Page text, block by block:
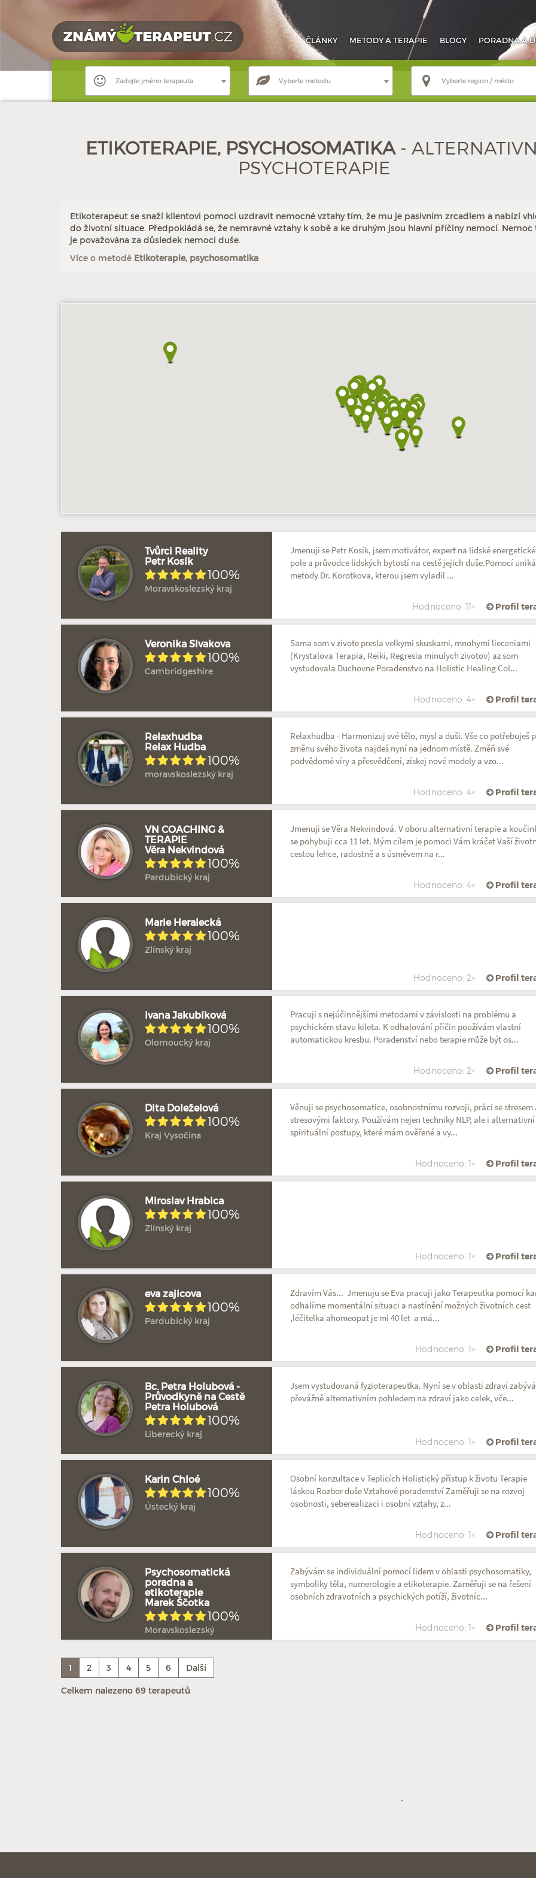
ČLÁNKY METODYA TERAPIE BLOGY PORADNAA
Zadejte jméno terapeuta Vyberte metodu Vyberte region / město
ETIKOTERAPIE, PSYCHOSOMATIKA -
PSYCHOTERAPIE
Etikoterapeut se snaží klientovi pomoci uzdravit nemocné vztahy tím, že mu je pasivním zrcadlem a nabízí
do životní situace. Předpokládá se, že nemravné vztahy k sobě a ke druhým jsou hlavní příčiny nemocí. Nemoc
je považována za důsledek nemoci duše.
Více o metodě Etikoterapie, psychosomatika
Tvůrci Reality
Petr Kosík
100%
Moravskoslezský kraj
Jmenuji se Petr Kosík, jsem motivátor, expert na lidské energetické
pole a průvodce lidských bytostí na cestě jejich duše.Pomocí
metody Dr. Korotkova, kterou jsem vyladil ...
Hodnoceno: 11× Profil
Veronika Sivakova
100%
Cambridgeshire
Sama som v zivote presla velkymi skuskami, mnohymi lieceniami
(Krystalova Terapia, Reiki, Regresia minulych zivotov) az som
vystudovala Duchovne Poradenstvo na Holistic Healing Col...
Hodnoceno: 4× Profil
Relaxhudba
Relax Hudba
100%
moravskoslezský kraj
Relaxhudba - Harmonizuj své tělo, mysl a duši. Vše co potřebuješ
změnu svého života najdeš nyní na jednom místě. Změň své
podvědomé víry a přesvědčení, získej nové modely a vzo...
Hodnoceno: 4× Profil
VN COACHING &
TERAPIE
Věra Nekvindová
100%
Pardubický kraj
Jmenuji se Věra Nekvindová. V oboru alternativní terapie a
se pohybuji cca 11 let. Mým cílem je pomoci Vám kráčet Vaší
cestou lehce, radostně a s úsměvem na r...
Hodnoceno: 4× Profil
Marie Heralecká
100%
Zlínský kraj
Hodnoceno: 2× Profil
Ivana Jakubíková
100%
Olomoucký kraj
Pracuji s nejúčinnějšími metodami v závislosti na problému a
psychickém stavu kileta. K odhalování příčin používám vlastní
automatickou kresbu. Poradenství nebo terapie může být os...
Hodnoceno: 2× Profil
Dita Doleželová
100%
Kraj Vysočina
Věnuji se psychosomatice, osobnostnímu rozvoji, práci se stresem
stresovými faktory. Používám nejen techniky NLP, ale i alternativní
spirituální postupy, které mám ověřené a vy...
Hodnoceno: 1× Profil
Miroslav Hrabica
100%
Zlínský kraj
Hodnoceno: 1× Profil
eva zajicova
100%
Pardubický kraj
Zdravím Vás... Jmenuju se Eva pracuji jako Terapeutka pomocí
odhalíme momentální situaci a nastínění možných životních cest
,léčitelka ahomeopat je mi 40 let a má...
Hodnoceno: 1× Profil
Bc. Petra Holubová -
Průvodkyně na Cestě
Petra Holubová
100%
Liberecký kraj
Jsem vystudovaná fyzioterapeutka. Nyní se v oblasti zdraví
převážně alternativním pohledem na zdraví jako celek, vče...
Hodnoceno: 1× Profil
Karin Chloé
100%
Ústecký kraj
Osobní konzultace v Teplicích Holistický přístup k životu Terapie
láskou Rozbor duše Vztahové poradenství Zaměřuji se na rozvoj
osobnosti, seberealizaci i osobní vztahy, z...
Hodnoceno: 1× Profil
Psychosomatická
poradna a
etikoterapie
Marek Ščotka
100%
Moravskoslezský
Zabývám se individuální pomocí lidem v oblasti psychosomatiky,
symboliky těla, numerologie a etikoterapie. Zaměřuji se na řešení
osobních zdravotních a psychických potíží, životníc...
Hodnoceno: 1× Profil
1 2 3 4 5 6 Další
Celkem nalezeno 69 terapeutů